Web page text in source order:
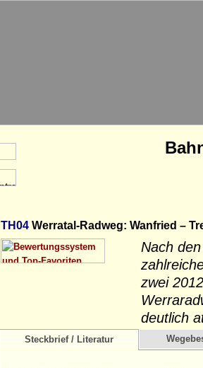
TH04 Werratal-Radweg: Wanfried –
Nach
zwei
deutlich
Steckbrief / Literatur